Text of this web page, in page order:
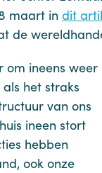
maart in dit
de
om ineens weer
het straks
van ons
ineen stort
hebben
ook onze